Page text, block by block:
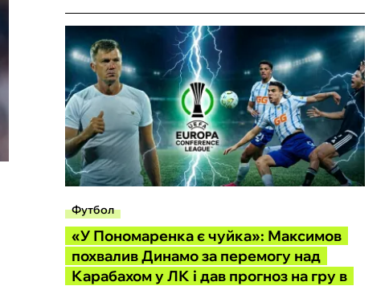
Футбол
«У Пономаренка є чуйка»: Максимов
похвалив Динамо за перемогу над
Карабахом у ЛК і дав прогноз на гру в